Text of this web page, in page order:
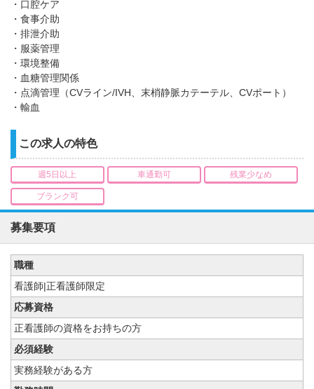
・口腔ケア
・食事介助
・排泄介助
・服薬管理
・環境整備
・血糖管理関係
・点滴管理（CVライン/IVH、末梢静脈カテーテル、CVポート）
・輸血
この求人の特色
週5日以上 車通勤可 残業少なめ
ブランク可
募集要項
職種
看護師|正看護師限定
応募資格
正看護師の資格をお持ちの方
必須経験
実務経験がある方